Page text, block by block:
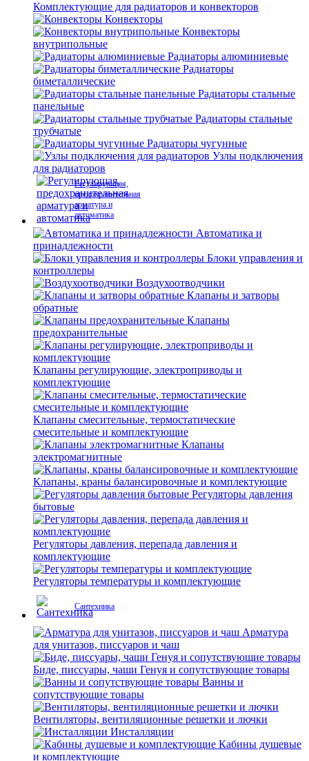
Комплектующие для радиаторов и конвекторов
Конвекторы
Конвекторы
внутрипольные
Радиаторы алюминиевые
Радиаторы
биметаллические
Радиаторы стальные
панельные
Радиаторы стальные
трубчатые
Радиаторы чугунные
Узлы подключения
для радиаторов
Регулирующая,
предохранительная
арматура и
автоматика
Автоматика и
принадлежности
Блоки управления и
контроллеры
Воздухоотводчики
Клапаны и затворы
обратные
Клапаны
предохранительные
Клапаны регулирующие, электроприводы и
комплектующие
Клапаны смесительные, термостатические
смесительные и комплектующие
Клапаны
электромагнитные
Клапаны, краны балансировочные и комплектующие
Регуляторы давления
бытовые
Регуляторы давления, перепада давления и
комплектующие
Регуляторы температуры и комплектующие
Сантехника
Арматура
для унитазов, писсуаров и чаш
Биде, писсуары, чаши Генуя и сопутствующие товары
Ванны и
сопутствующие товары
Вентиляторы, вентиляционные решетки и лючки
Инсталляции
Кабины душевые
и комплектующие